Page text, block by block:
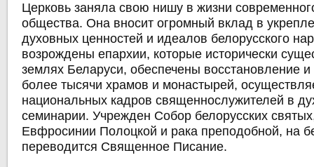
Церковь заняла свою нишу в жизни
общества. Она вносит огромный вклад в
духовных ценностей и идеалов белорусского
возрождены епархии, которые исторически
землях Беларуси, обеспечены восстановление и
более тысячи храмов и монастырей,
национальных кадров священнослужителей в
семинарии. Учрежден Собор белорусских
Евфросинии Полоцкой и рака преподобной, на
переводится Священное Писание.